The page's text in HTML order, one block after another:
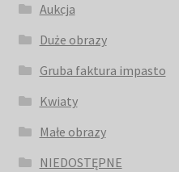
Aukcja
Duże obrazy
Gruba faktura impasto
Kwiaty
Małe obrazy
NIEDOSTĘPNE